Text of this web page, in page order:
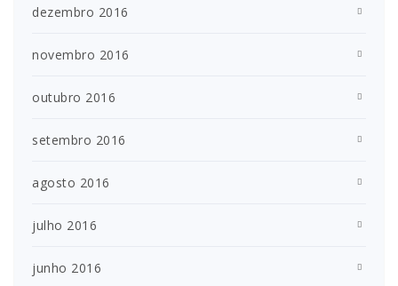
dezembro 2016
novembro 2016
outubro 2016
setembro 2016
agosto 2016
julho 2016
junho 2016